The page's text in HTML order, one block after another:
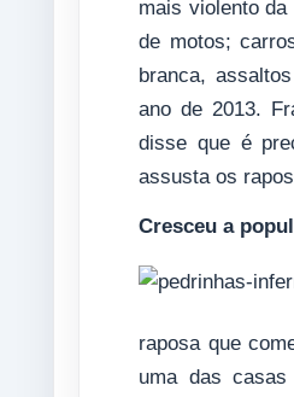
mais violento
de motos;
branca,
ano de 2013.
disse que é
assusta os
Cresceu a
raposa que
uma das casas